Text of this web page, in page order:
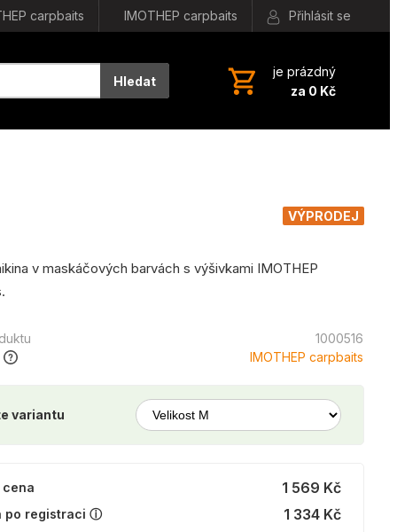
carpbaits IMOTHEP carpbaits Přihlásit se
Hledat
je prázdný
za 0 Kč
VÝPRODEJ
v maskáčových barvách s výšivkami IMOTHEP
1000516
IMOTHEP carpbaits
variantu
1 569 Kč
cena
po registraci ⓘ
1 334 Kč